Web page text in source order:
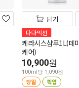
담기
다다익선
케라시스샴푸1L(데
케어)
10,900원
100ml당 1,090원
당일 픽업